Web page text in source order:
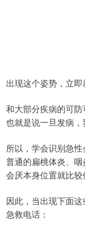
出现这个姿势，立即
和大部分疾病的可
也就是说一旦发病，
所以，学会识别急
普通的扁桃体炎、
会厌本身位置就比较
因此，当出现下面
急救电话：